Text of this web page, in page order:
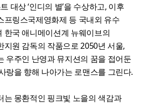
대상 ‘인디의 별’을 수상하고, 이후
프링스국제영화제 등 국내외 유수
한국 애니메이션계 뉴웨이브의
지원 감독의 작품으로 2050년 서울,
우주인 난영과 뮤지션의 꿈을 접어둔
랑을 향해 나아가는 로맨스를 그린다.
는 몽환적인 핑크빛 노을의 색감과